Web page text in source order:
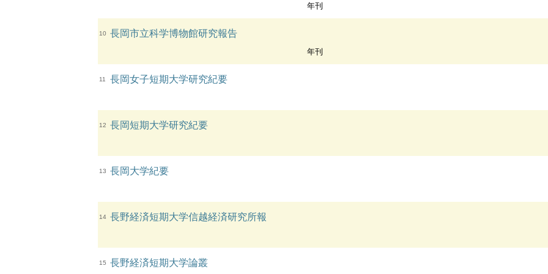
年刊
10 長岡市立科学博物館研究報告
年刊
11 長岡女子短期大学研究紀要
12 長岡短期大学研究紀要
13 長岡大学紀要
14 長野経済短期大学信越経済研究所報
15 長野経済短期大学論叢